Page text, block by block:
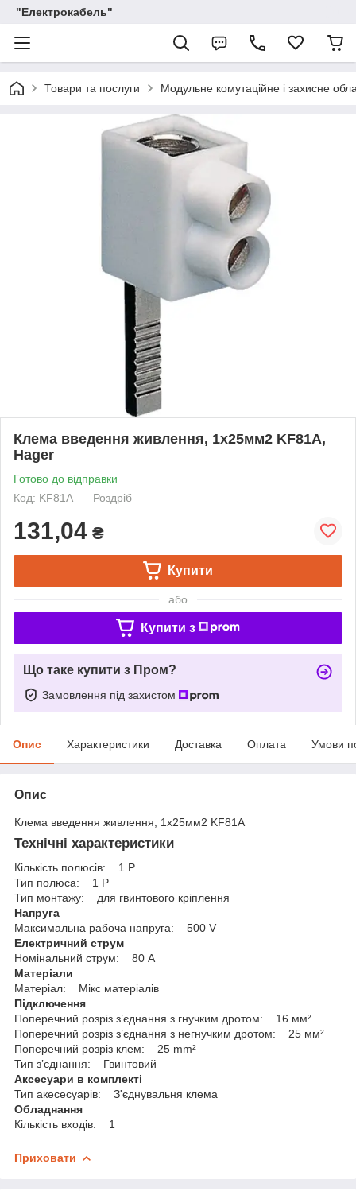
"Електрокабель"
Товари та послуги Модульне комутаційне і захисне
Клема введення живлення, 1х25мм2 KF81A,
Hager
Готово до відправки
Код: KF81A
Роздріб
131,04 ₴
Купити
або
Купити з
Що таке купити з Пром?
Замовлення під захистом
Опис Характеристики Доставка Оплата Умови
Опис
Клема введення живлення, 1х25мм2 KF81A
Технічні характеристики
Кількість полюсів: 1 P
Тип полюса: 1 P
Тип монтажу: для гвинтового кріплення
Напруга
Максимальна рабоча напруга: 500 V
Електричний струм
Номінальний струм: 80 A
Матеріали
Матеріал: Мікс матеріалів
Підключення
Поперечний розріз з’єднання з гнучким дротом: 16 мм²
Поперечний розріз з’єднання з негнучким дротом: 25 мм²
Поперечний розріз клем: 25 mm²
Тип з’єднання: Гвинтовий
Аксесуари в комплекті
Тип акесесуарів: З'єднувальня клема
Обладнання
Кількість входів: 1
Приховати